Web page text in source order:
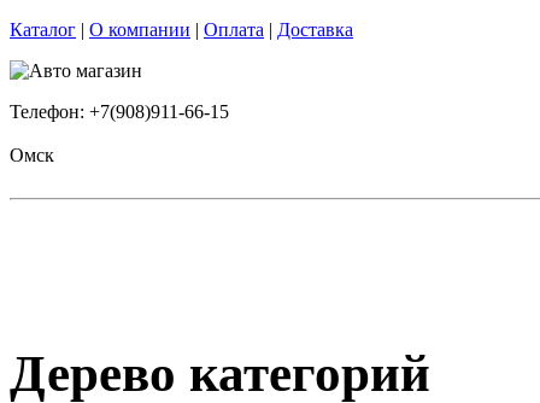
Каталог | О компании | Оплата | Доставка
Телефон: +7(908)911-66-15
Омск
Дерево категорий